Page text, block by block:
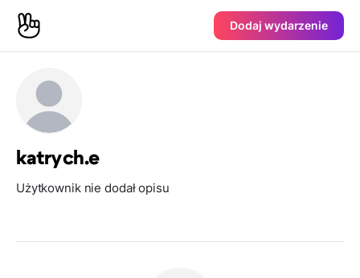
Dodaj wydarzenie
katrych.e
Użytkownik nie dodał opisu